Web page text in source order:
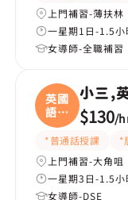
上門補習-薄扶林
一星期1日-1.5
女導師-全職補習
英國
語文
(
小三,
$130/
*普通話授課 *
上門補習-大角咀
一星期3日-1.5
女導師-DSE